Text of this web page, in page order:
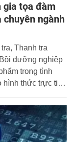
gia tọa đàm
ngành
Thanh tra
dưỡng nghiệp
trong tình
hình thức trực tiếp